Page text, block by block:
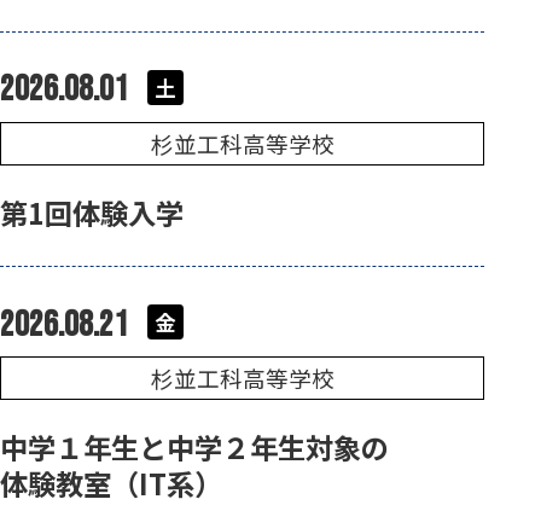
2026.08.01 土
杉並工科高等学校
第1回体験入学
2026.08.21 金
杉並工科高等学校
中学１年生と中学２年生対象の
体験教室（IT系）